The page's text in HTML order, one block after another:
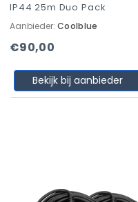
IP44 25m Duo Pack
Aanbieder: Coolblue
€90,00
Bekijk bij aanbieder